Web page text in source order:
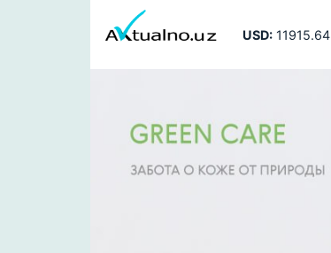
USD:11915.64